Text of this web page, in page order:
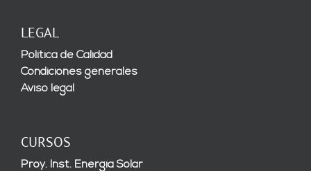
LEGAL
Política de Calidad
Condiciones generales
Aviso legal
CURSOS
Proy. Inst. Energía Solar